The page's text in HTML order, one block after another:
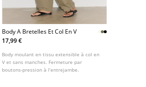
Body A Bretelles Et Col En V
17,99 €
Body moulant en tissu extensible à col en
V et sans manches. Fermeture par
boutons-pression à l’entrejambe.